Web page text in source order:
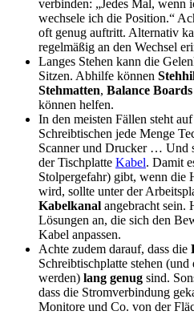
verbinden: „Jedes Mal, wenn
wechsele ich die Position.“
oft genug auftritt. Alternativ
regelmäßig an den Wechsel
Langes Stehen kann die
Sitzen. Abhilfe können
Stehmatten, Balance Boards
können helfen.
In den meisten Fällen steht
Schreibtischen jede Menge
Scanner und Drucker … Und
der Tischplatte Kabel. Damit
Stolpergefahr) gibt, wenn die
wird, sollte unter der
Kabelkanal angebracht sein.
Lösungen an, die sich den
Kabel anpassen.
Achte zudem darauf, dass die
Schreibtischplatte stehen
werden) lang genug sind.
dass die Stromverbindung
Monitore und Co. von der